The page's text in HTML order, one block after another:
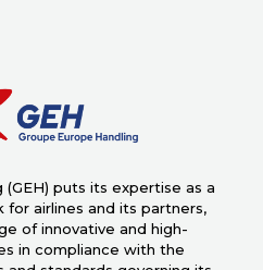
(GEH) puts its expertise as a
airlines and its partners,
of innovative and high-
in compliance with the